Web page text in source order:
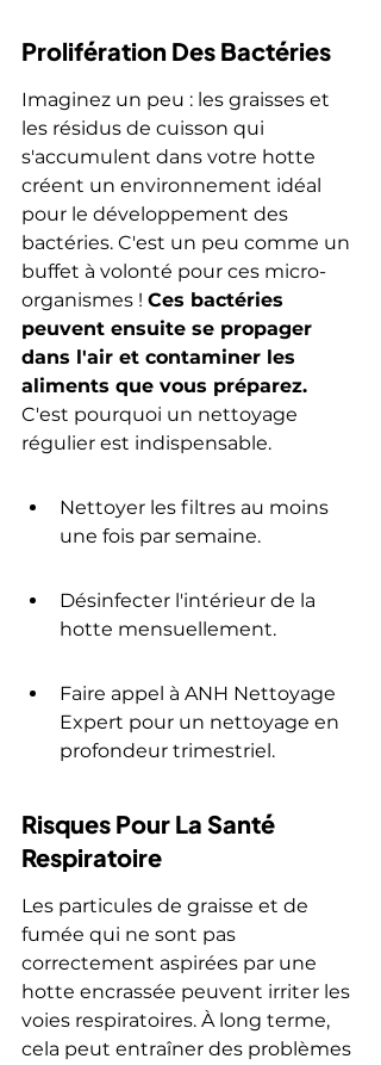
Prolifération Des Bactéries
Imaginez un peu : les graisses et
les résidus de cuisson qui
s'accumulent dans votre hotte
créent un environnement idéal
pour le développement des
bactéries. C'est un peu comme un
buffet à volonté pour ces micro-
organismes ! Ces bactéries
peuvent ensuite se propager
dans l'air et contaminer les
aliments que vous préparez.
C'est pourquoi un nettoyage
régulier est indispensable.
Nettoyer les filtres au moins
une fois par semaine.
Désinfecter l'intérieur de la
hotte mensuellement.
Faire appel à ANH Nettoyage
Expert pour un nettoyage en
profondeur trimestriel.
Risques Pour La Santé
Respiratoire
Les particules de graisse et de
fumée qui ne sont pas
correctement aspirées par une
hotte encrassée peuvent irriter les
voies respiratoires. À long terme,
cela peut entraîner des problèmes